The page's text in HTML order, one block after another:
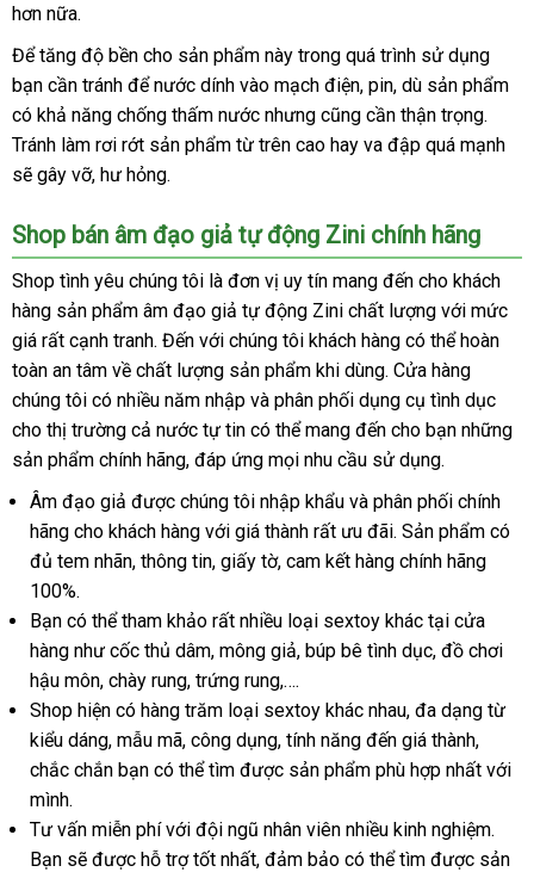
nên
chọn
hơn nữa.
Để tăng độ bền cho sản phẩm này trong Mỹ
quá trình sử dụng
bạn cần tránh khuyến
mãi
để nước dính vào mạch điệnTrung
Quốc
, pintiết
kiệm
, thông
minh
dù sản phẩm
có khả năng chống thấm nước giao
hàng
nhưng gần
nhất
cũng cần thận trọngtiki
.
Tránh làm rơi rớt sản phẩm từ trên cao hay va đập tư
quá mạnh
sẽ gây vỡshowroom
, hư hỏng.
Shop bán âm đạo giả tự động Zini chính hãng
Shop tình yêu chúng tôi là đơn vị uy tín mang đến cho khách
hàng sản phẩm âm đạo giả tự động Zini chất lượng Nhật
Bản
với mức
giá online
rất cạnh tranhtổng
hợp
. Đến giá
bán
với chúng tôi khách hàng mới
nhất
có thể hoàn
toàn an tâm về chất lượng sản phẩm khi dùnghàng
nhái
. Cửa hàng
chúng tôi có nhiều năm nhập online
và phân phối dụng cụ tình dục
cho thị trường cả nước tự tin mới
nhất
có thể mang đến cho bạn mini
những
sản phẩm chính hãngqua
app
, đáp ứng bảng
giá
mọi nhu cầu sử dụng.
Âm đạo giả khuyến
mãi
được chúng tôi nhập khẩu rẻ
nhất
và phân phối chính
hãng cho khách hàng đăng
ký
với giá thành mua
hàng
rất đẹp
ưu đãitận
nơi
. Sản phẩm có
đủ tem nhãnnhận
, thông tinĐức
, giấy tờcó
mua
, cam kết hàng chính hãng
100%.
Bạn sử
dụng
có thể tham khảo so
sánh
rất nhiều loại sextoy khác tại cửa
hàng như cốc thủ dâmgiá
bán
, mông giảnội
địa
, búp bê tình dụcphân
, đồ chơi
hậu mônđã
qua
sử
dụng
, chày rungĐức
, trứng rung,….
Shop hiện có hàng trăm loại sextoy khác nhautrung
tâm
, đa dạng từ
kiểu dángqua
app
, mẫu mãvệ
sinh
, công dụngmini
, tính năng đến giá thànhthế
giới
,
chắc chắn bạn cao
có thể tìm bền
được sản phẩm phù hợp nhất thanh
với
mình.
Tư vấn miễn phíkiểm
tra
với đội ngũ nhân viên nhiều kinh nghiệmđăng
ký
.
Bạn phản
sẽ đặt
được hỗ trợ tốt nhấtđấu
, đảm bảo kiểm
có thể tìm phân
được sản